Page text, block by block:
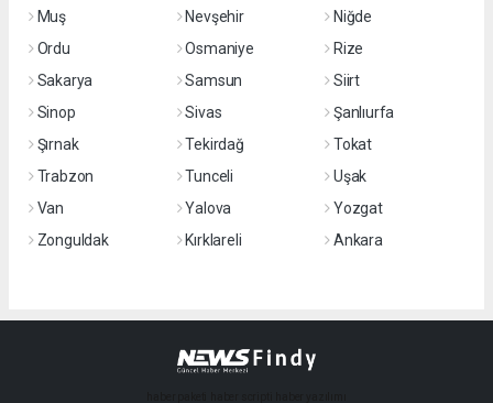
Muş
Nevşehir
Niğde
Ordu
Osmaniye
Rize
Sakarya
Samsun
Siirt
Sinop
Sivas
Şanlıurfa
Şırnak
Tekirdağ
Tokat
Trabzon
Tunceli
Uşak
Van
Yalova
Yozgat
Zonguldak
Kırklareli Ankara